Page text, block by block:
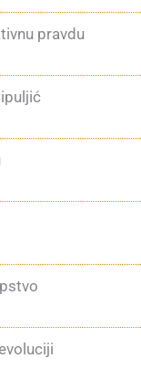
pravdu